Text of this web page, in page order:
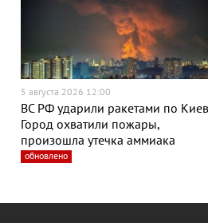
5 августа 2026 12:00
ВС РФ ударили ракетами по
Город охватили пожары,
произошла утечка аммиака
обновлено